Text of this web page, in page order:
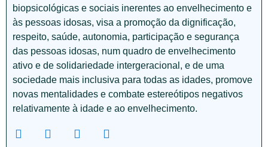
biopsicológicas e sociais inerentes ao envelhecimento e
às pessoas idosas, visa a promoção da dignificação,
respeito, saúde, autonomia, participação e segurança
das pessoas idosas, num quadro de envelhecimento
ativo e de solidariedade intergeracional, e de uma
sociedade mais inclusiva para todas as idades, promove
novas mentalidades e combate estereótipos negativos
relativamente à idade e ao envelhecimento.